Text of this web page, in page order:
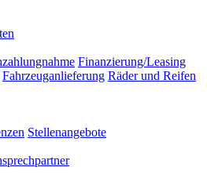
Finanzierung/Leasing
Fahrzeuganlieferung Räder und Reifen
Stellenangebote